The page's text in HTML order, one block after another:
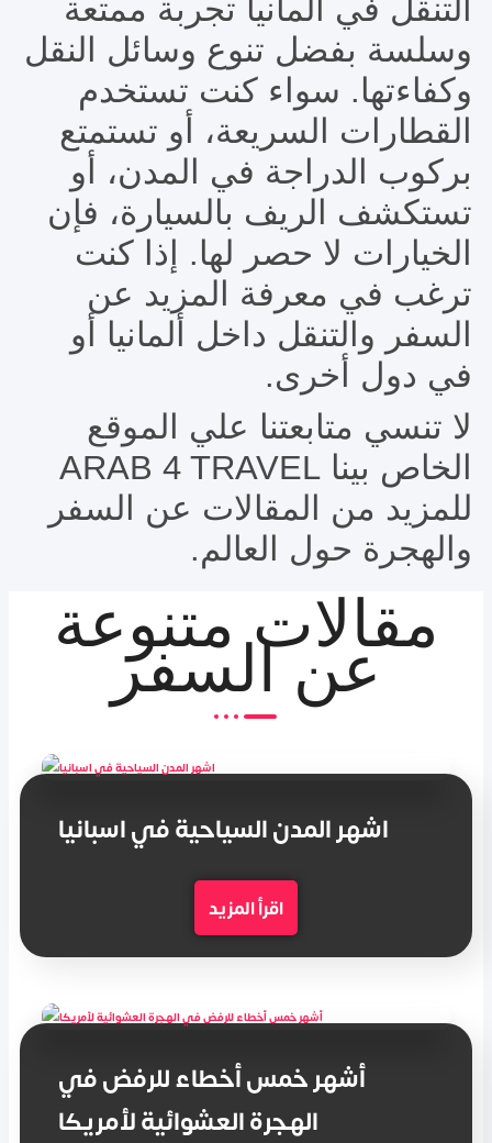
التنقل في ألمانيا تجربة ممتعة
وسلسة بفضل تنوع وسائل النقل
وكفاءتها. سواء كنت تستخدم
القطارات السريعة، أو تستمتع
بركوب الدراجة في المدن، أو
تستكشف الريف بالسيارة، فإن
الخيارات لا حصر لها. إذا كنت
ترغب في معرفة المزيد عن
السفر والتنقل داخل ألمانيا أو
في دول أخرى.
لا تنسي متابعتنا علي الموقع
الخاص بينا ARAB 4 TRAVEL
للمزيد من المقالات عن السفر
والهجرة حول العالم.
مقالات متنوعة
عن السفر
اشهر المدن السياحية في اسبانيا
اقرأ المزيد
أشهر خمس أخطاء للرفض في
الهجرة العشوائية لأمريكا